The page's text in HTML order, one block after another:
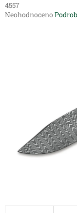
4557
Průměrné
Neohodnoceno